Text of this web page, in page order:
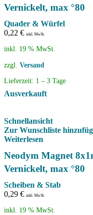
Vernickelt, max °80
Quader & Würfel
0,22 € inkl. MwSt.
inkl. 19 % MwSt.
zzgl. Versand
Lieferzeit: 1 – 3 Tage
Ausverkauft
Schnellansicht
Zur Wunschliste
Weiterlesen
Neodym Magnet
Vernickelt, max °80
Scheiben & Stab
0,29 € inkl. MwSt.
inkl. 19 % MwSt.